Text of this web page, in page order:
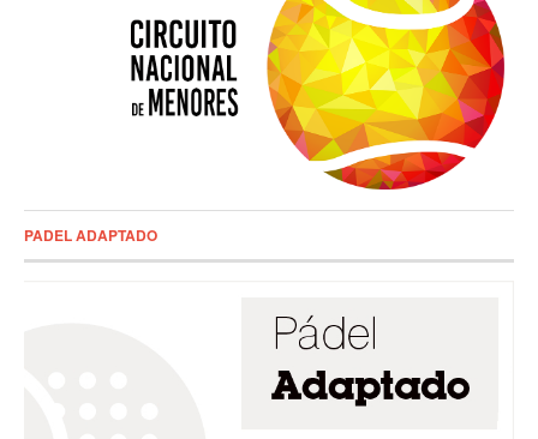
PADEL ADAPTADO